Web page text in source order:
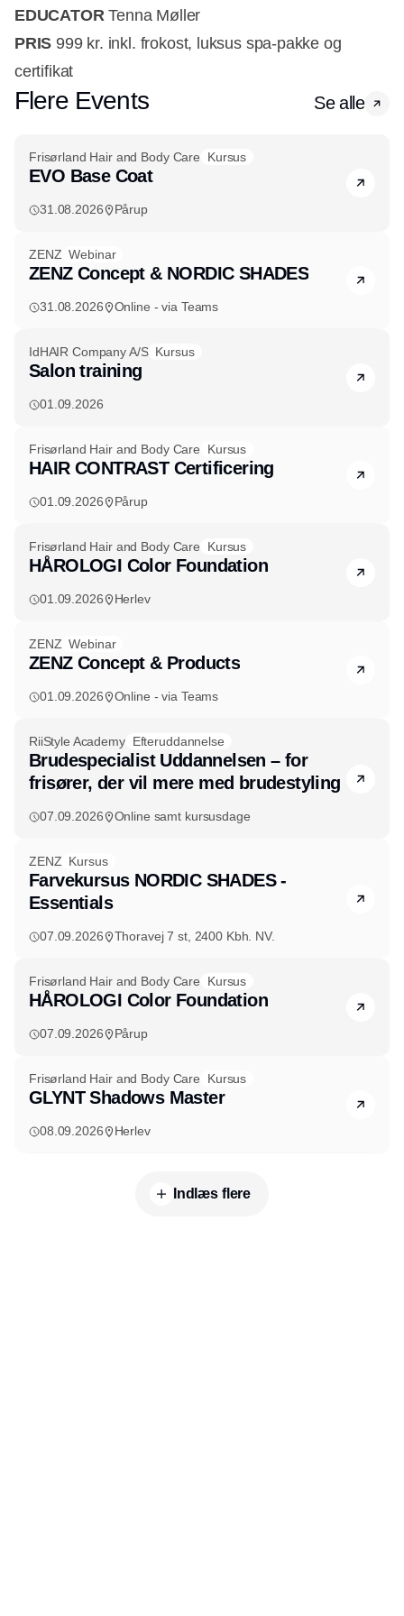
EDUCATORTenna Møller
PRIS 999 kr. inkl. frokost, luksus spa-pakke og
certifikat
Flere Events Se alle
Frisørland Hair and Body Care Kursus
EVO Base Coat
31.08.2026 Pårup
ZENZ Webinar
ZENZ Concept & NORDIC SHADES
31.08.2026 Online - via Teams
IdHAIR Company A/S Kursus
Salon training
01.09.2026
Frisørland Hair and Body Care Kursus
HAIR CONTRAST Certificering
01.09.2026 Pårup
Frisørland Hair and Body Care Kursus
HÅROLOGI Color Foundation
01.09.2026 Herlev
ZENZ Webinar
ZENZ Concept & Products
01.09.2026 Online - via Teams
RiiStyle Academy Efteruddannelse
Brudespecialist Uddannelsen – for
frisører, der vil mere med brudestyling
07.09.2026 Online samt kursusdage
ZENZ Kursus
Farvekursus NORDIC SHADES -
Essentials
07.09.2026 Thoravej 7 st, 2400 Kbh. NV.
Frisørland Hair and Body Care Kursus
HÅROLOGI Color Foundation
07.09.2026 Pårup
Frisørland Hair and Body Care Kursus
GLYNT Shadows Master
08.09.2026 Herlev
Indlæs flere